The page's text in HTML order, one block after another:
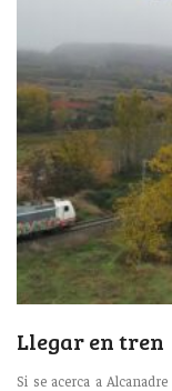
Llegar en tren
Si se acerca a